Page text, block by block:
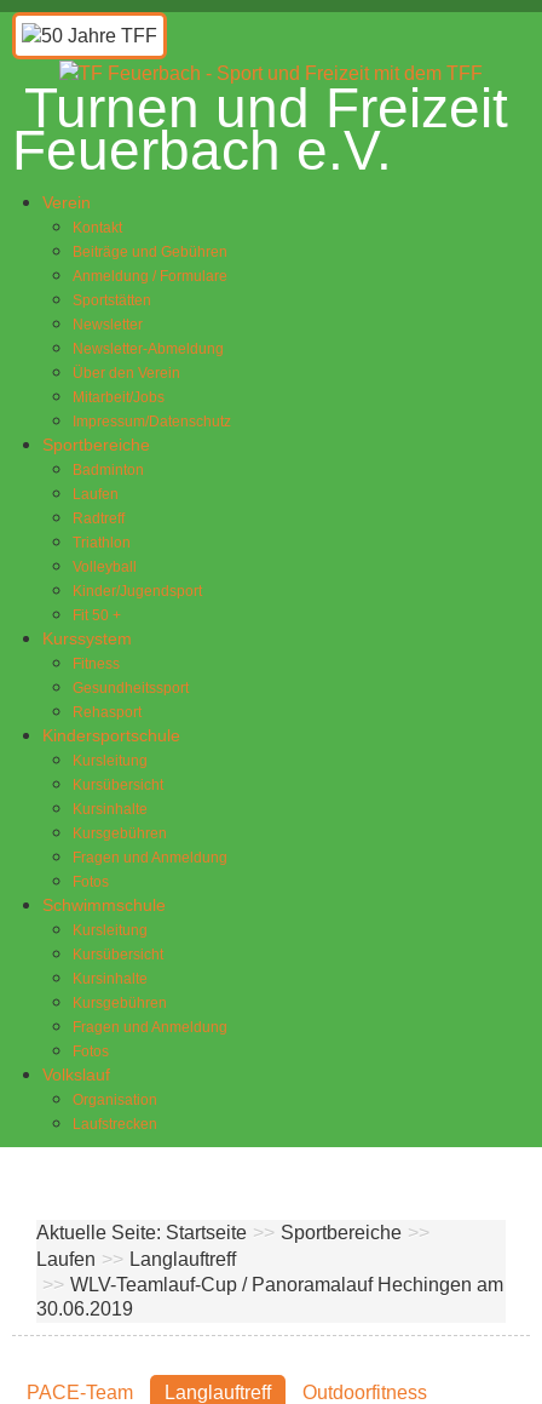
Turnen und Freizeit
Feuerbach e.V.
Verein
Kontakt
Beiträge und Gebühren
Anmeldung / Formulare
Sportstätten
Newsletter
Newsletter-Abmeldung
Über den Verein
Mitarbeit/Jobs
Impressum/Datenschutz
Sportbereiche
Badminton
Laufen
Radtreff
Triathlon
Volleyball
Kinder/Jugendsport
Fit 50 +
Kurssystem
Fitness
Gesundheitssport
Rehasport
Kindersportschule
Kursleitung
Kursübersicht
Kursinhalte
Kursgebühren
Fragen und Anmeldung
Fotos
Schwimmschule
Kursleitung
Kursübersicht
Kursinhalte
Kursgebühren
Fragen und Anmeldung
Fotos
Volkslauf
Organisation
Laufstrecken
Aktuelle Seite: Startseite >> Sportbereiche >>
Laufen >> Langlauftreff
>> WLV-Teamlauf-Cup / Panoramalauf Hechingen am
30.06.2019
PACE-Team Langlauftreff
Outdoorfitness